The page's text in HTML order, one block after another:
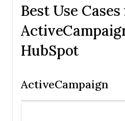
Best Use
HubSpot
ActiveCampaign